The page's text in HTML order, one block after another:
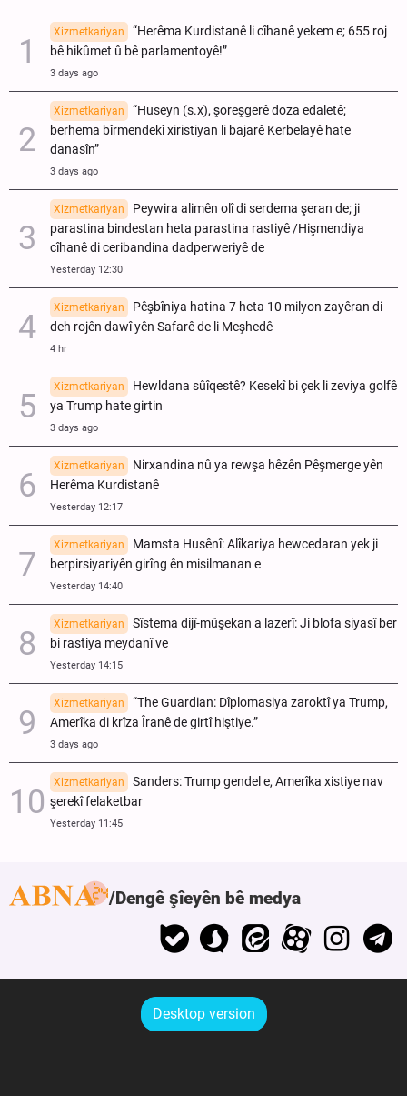
Xizmetkariyan
“Herêma Kurdistanê li cîhanê yekem e; 655 roj
bê hikûmet û bê parlamentoyê!”
3 days ago
Xizmetkariyan
“Huseyn (s.x), şoreşgerê doza edaletê;
berhema bîrmendekî xiristiyan li bajarê Kerbelayê hate
danasîn”
3 days ago
Xizmetkariyan
Peywira alimên olî di serdema şeran de; ji
parastina bindestan heta parastina rastiyê /Hişmendiya
cîhanê di ceribandina dadperweriyê de
Yesterday 12:30
Xizmetkariyan
Pêşbîniya hatina 7 heta 10 milyon zayêran di
deh rojên dawî yên Safarê de li Meşhedê
4 hr
Xizmetkariyan
Hewldana sûîqestê? Kesekî bi çek li zeviya golfê
ya Trump hate girtin
3 days ago
Xizmetkariyan
Nirxandina nû ya rewşa hêzên Pêşmerge yên
Herêma Kurdistanê
Yesterday 12:17
Xizmetkariyan
Mamsta Husênî: Alîkariya hewcedaran yek ji
berpirsiyariyên girîng ên misilmanan e
Yesterday 14:40
Xizmetkariyan
Sîstema dijî-mûşekan a lazerî: Ji blofa siyasî ber
bi rastiya meydanî ve
Yesterday 14:15
Xizmetkariyan
“The Guardian: Dîplomasiya zaroktî ya Trump,
Amerîka di krîza Îranê de girtî hiştiye.”
3 days ago
Xizmetkariyan
Sanders: Trump gendel e, Amerîka xistiye nav
şerekî felaketbar
Yesterday 11:45
Dengê şîeyên bê medya
Desktop version